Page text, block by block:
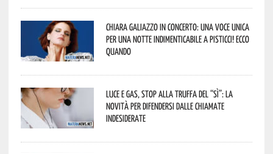
Chiara Galiazzo in concerto: una voce unica
per una notte indimenticabile a Pisticci! Ecco
quando
Luce e gas, stop alla truffa del “Sì”: la
novità per difendersi dalle chiamate
indesiderate